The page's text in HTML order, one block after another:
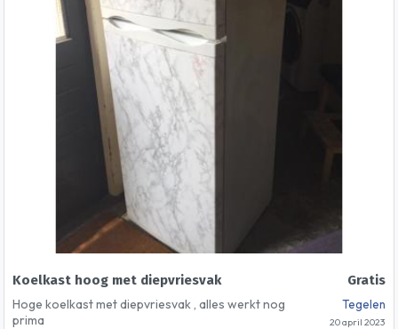
Gratis
Koelkast hoog met diepvriesvak
Tegelen
20 april 2023
Hoge koelkast met diepvriesvak , alles werkt nog
prima